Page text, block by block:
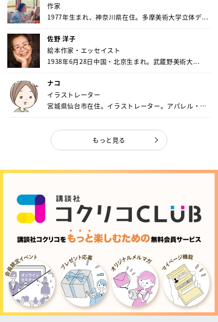
作家
1977年生まれ、神奈川県在住。多摩美術大学立体デ...
佐野 洋子
絵本作家・エッセイスト
1938年6月28日中国・北京生まれ。武蔵野美術大...
ナコ
イラストレーター
宮城県仙台市在住。イラストレーター。アパレル・キ
もっと見る